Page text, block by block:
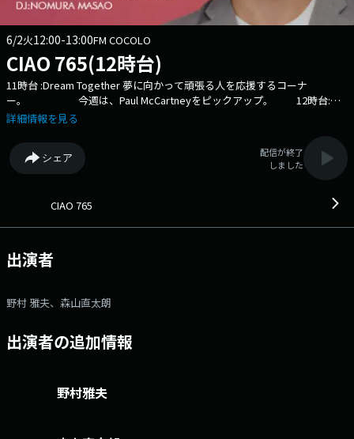
6/2火12:00-13:00FM COCOLO
CIAO 765(12時台)
11時台 :Dream Together 夢に向かって頑張る人を応援するコーナ
ー。 今週は、Paul McCartneyをピックアップ。 12時台:午
前中の失敗をリセット！ ケ・セラ・セラ♪ 1時台：TODAY’S VIEW
ター どい てるひこさんによる大人のトレンドアイテム紹介。
1時台: Lifetime Songs 時代を超えて愛される名曲をご紹介。
4日間共通プレゼントあります！ FM COCOLO30周年ステッカー＆
に3名、一日合計12名当選！ 日替わりプレゼントもあります！ 火曜
います！ ●番組ホームページ ●リクエスト・メッセー
ジ ●facebookページ ●twitterハッシュタグ「#fmcocolo765」
詳細情報を見る
シェア
配信が終了
しました
CIAO 765
出演者
野村 雅夫、森山直太朗
出演者の追加情報
野村雅夫